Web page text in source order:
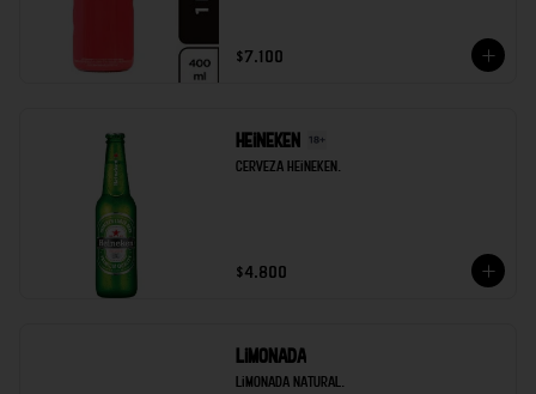
$7.100
Heineken
Cerveza heineken.
$4.800
Limonada
Limonada natural.